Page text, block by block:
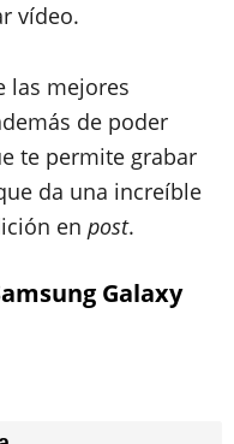
vídeo.
las mejores
de poder
te permite grabar
da una increíble
en post.
Galaxy